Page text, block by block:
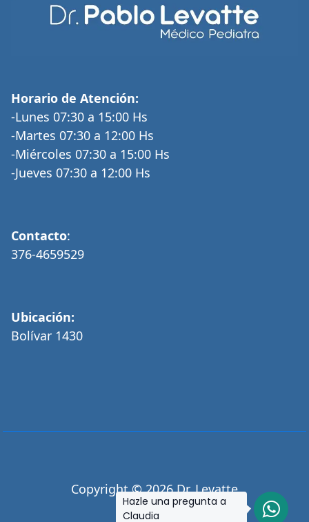
Horario de Atención:
-Lunes 07:30 a 15:00 Hs
-Martes 07:30 a 12:00 Hs
-Miércoles 07:30 a 15:00 Hs
-Jueves 07:30 a 12:00 Hs
Contacto:
376-4659529
Ubicación:
Bolívar 1430
Copyright © 2026 Dr. Levatte
Hazle una pregunta a
Claudia